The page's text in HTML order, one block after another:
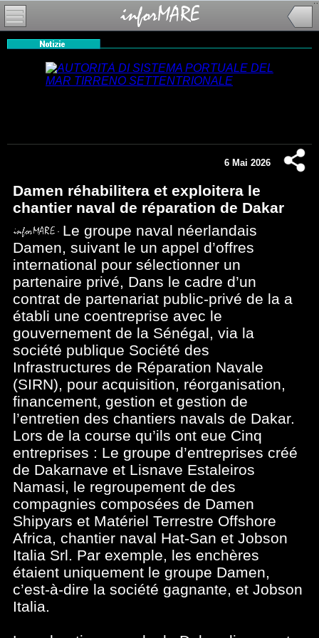
6 Mai 2026
Damen réhabilitera et exploitera le
chantier naval de réparation de Dakar
Le groupe naval néerlandais
Damen, suivant le un appel d’offres
international pour sélectionner un
partenaire privé, Dans le cadre d’un
contrat de partenariat public-privé de la a
établi une coentreprise avec le
gouvernement de la Sénégal, via la
société publique Société des
Infrastructures de Réparation Navale
(SIRN), pour acquisition, réorganisation,
financement, gestion et gestion de
l’entretien des chantiers navals de Dakar.
Lors de la course qu’ils ont eue Cinq
entreprises : Le groupe d’entreprises créé
de Dakarnave et Lisnave Estaleiros
Namasi, le regroupement de des
compagnies composées de Damen
Shipyars et Matériel Terrestre Offshore
Africa, chantier naval Hat-San et Jobson
Italia Srl. Par exemple, les enchères
étaient uniquement le groupe Damen,
c’est-à-dire la société gagnante, et Jobson
Italia.